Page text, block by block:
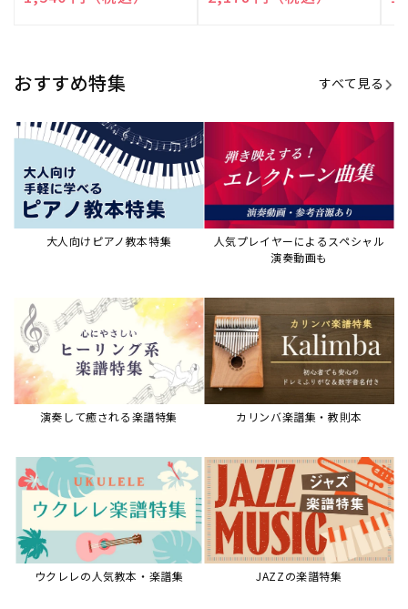
JAZZの楽譜特集
おすすめ記事 すべて見る
【第21回公開】なぜ人々は祭りを
必要とするのか？祭りの今を見つ
める現地ルポ
【第16回公開】ヨーロッパを拠点
に世界を駆けまわる阿部加奈子の
今に迫る